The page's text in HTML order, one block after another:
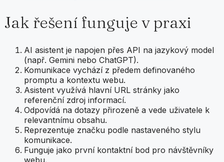
Jak řešení funguje v praxi
AI asistent je napojen přes API na jazykový model
(např. Gemini nebo ChatGPT).
Komunikace vychází z předem definovaného
promptu a kontextu webu.
Asistent využívá hlavní URL stránky jako
referenční zdroj informací.
Odpovídá na dotazy přirozeně a vede uživatele k
relevantnímu obsahu.
Reprezentuje značku podle nastaveného stylu
komunikace.
Funguje jako první kontaktní bod pro návštěvníky